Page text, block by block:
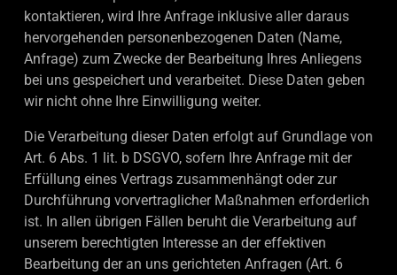
kontaktieren, wird Ihre Anfrage inklusive aller daraus
hervorgehenden personenbezogenen Daten (Name,
Anfrage) zum Zwecke der Bearbeitung Ihres Anliegens
bei uns gespeichert und verarbeitet. Diese Daten geben
wir nicht ohne Ihre Einwilligung weiter.
Die Verarbeitung dieser Daten erfolgt auf Grundlage von
Art. 6 Abs. 1 lit. b DSGVO, sofern Ihre Anfrage mit der
Erfüllung eines Vertrags zusammenhängt oder zur
Durchführung vorvertraglicher Maßnahmen erforderlich
ist. In allen übrigen Fällen beruht die Verarbeitung auf
unserem berechtigten Interesse an der effektiven
Bearbeitung der an uns gerichteten Anfragen (Art. 6